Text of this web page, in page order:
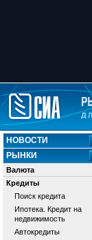
НОВОСТИ
РЫНКИ
Валюта
Кредиты
Поиск кредита
Ипотека. Кредит на
недвижимость
Автокредиты